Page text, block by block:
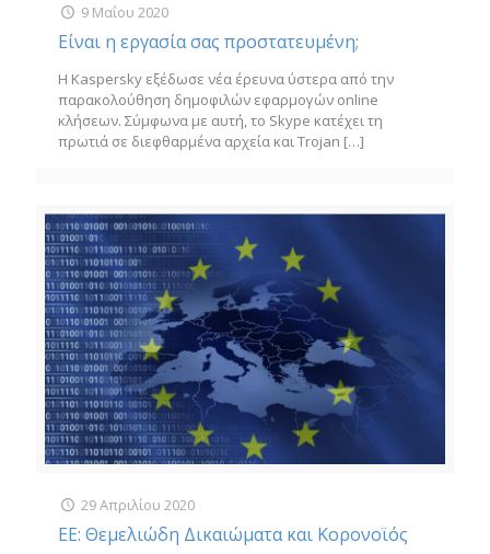
9 Μαΐου 2020
Είναι η εργασία σας προστατευμένη;
Η Kaspersky εξέδωσε νέα έρευνα ύστερα από την
παρακολούθηση δημοφιλών εφαρμογών online
κλήσεων. Σύμφωνα με αυτή, το Skype κατέχει τη
πρωτιά σε διεφθαρμένα αρχεία και Trojan […]
29 Απριλίου 2020
ΕΕ: Θεμελιώδη Δικαιώματα και Κορονοϊός